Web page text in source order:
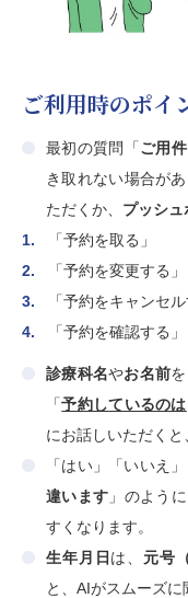
ご利用時のポイ
最初の質問「ご用件
き取れない場合が
ただくか、 プッシュ
「予約を取る」
「予約を変更する」
「予約をキャンセル
「予約を確認する」
診療科名やお名前
「予約しているのは
にお話しいただくと
「はい」「いいえ
違います 」のよう
すくなります。
生年月日 は、 元号
と、AIがスムーズに